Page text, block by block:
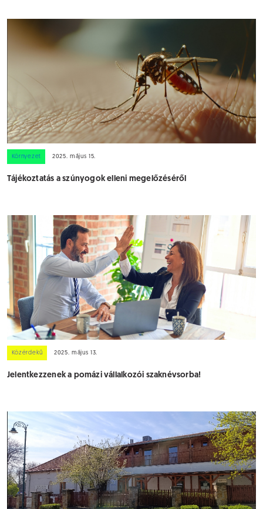
Környezet 2025. május 15.
Tájékoztatás a szúnyogok elleni megelőzéséről
Közérdekű 2025. május 13.
Jelentkezzenek a pomázi vállalkozói szaknévsorba!